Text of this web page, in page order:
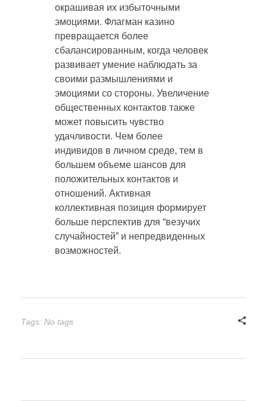
окрашивая их избыточными
эмоциями. Флагман казино
превращается более
сбалансированным, когда человек
развивает умение наблюдать за
своими размышлениями и
эмоциями со стороны. Увеличение
общественных контактов также
может повысить чувство
удачливости. Чем более
индивидов в личном среде, тем в
большем объеме шансов для
положительных контактов и
отношений. Активная
коллективная позиция формирует
больше перспектив для “везучих
случайностей” и непредвиденных
возможностей.
Tags: No tags